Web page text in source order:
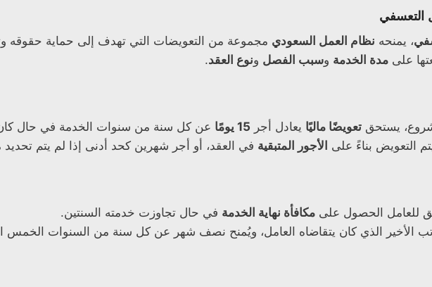
التعسفي
، يمنحه نظام العمل السعودي مجموعة من التعويضات التي تهدف إلى حماية حقوقه
على مدة الخدمة وسبب الفصل ونوع العقد.
يستحق تعويضًا ماليًا يعادل أجر 15 يومًا
عن كل سنة من سنوات الخدمة في حال
التعويض بناءً على الأجور المتبقية في العقد، أو أجر شهرين كحد أدنى إذا لم يتم
للعامل الحصول على مكافأة نهاية الخدمة في حال تجاوزت خدمته السنتين.
الأخير الذي كان يتقاضاه العامل، ويُمنح نصف شهر عن كل سنة من السنوات الخمس